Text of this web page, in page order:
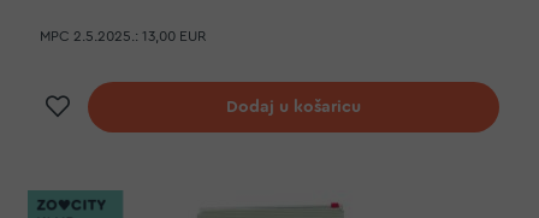
MPC 2.5.2025.: 13,00 EUR
Dodaj na listu želja
Dodaj u košaricu